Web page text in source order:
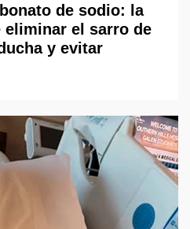
de sodio: la
eliminar el sarro de
y evitar